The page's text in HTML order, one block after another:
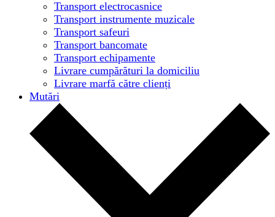
Transport electrocasnice
Transport instrumente muzicale
Transport safeuri
Transport bancomate
Transport echipamente
Livrare cumpărături la domiciliu
Livrare marfă către clienți
Mutări